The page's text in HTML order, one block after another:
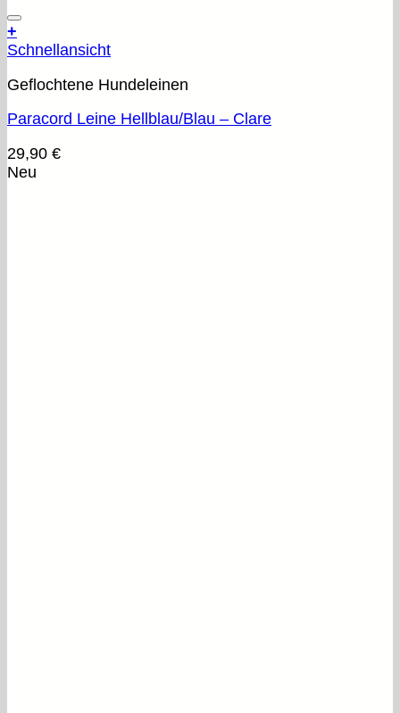
+
Schnellansicht
Geflochtene Hundeleinen
Paracord Leine Hellblau/Blau – Clare
29,90 €
Neu